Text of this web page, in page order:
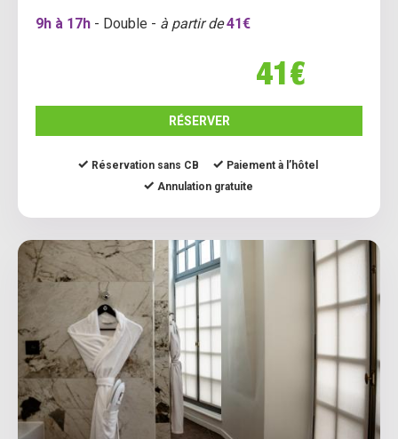
9h à 17h - Double - à partir de 41€
41€
RÉSERVER
Réservation sans CB
Paiement à l’hôtel
Annulation gratuite